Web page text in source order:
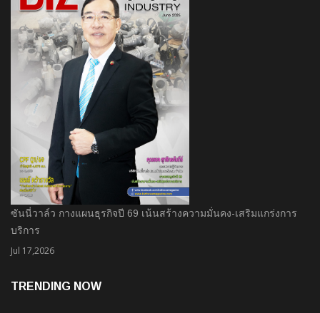
ซันนี่วาล์ว กางแผนธุรกิจปี 69 เน้นสร้างความมั่นคง-เสริมแกร่งการ
บริการ
Jul 17,2026
TRENDING NOW